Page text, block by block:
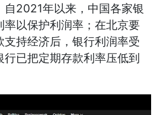
自2021年以来，中国各家银
率以保护利润率；在北京要
持经济后，银行利润率受
已把定期存款利率压低到